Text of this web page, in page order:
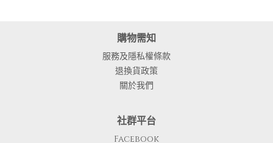
購物需知
服務及隱私權條款
退換貨政策
關於我們
社群平台
Facebook